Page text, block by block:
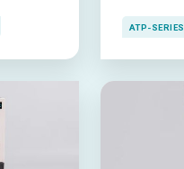
ATP-SERIES